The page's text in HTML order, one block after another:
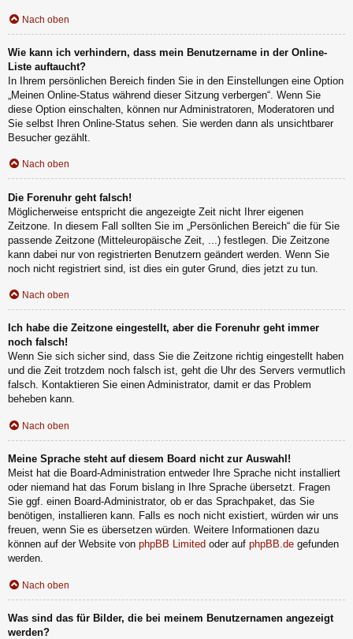
Nach oben
Wie kann ich verhindern, dass mein Benutzername in der Online-
Liste auftaucht?
In Ihrem persönlichen Bereich finden Sie in den Einstellungen eine Option
„Meinen Online-Status während dieser Sitzung verbergen“. Wenn Sie
diese Option einschalten, können nur Administratoren, Moderatoren und
Sie selbst Ihren Online-Status sehen. Sie werden dann als unsichtbarer
Besucher gezählt.
Nach oben
Die Forenuhr geht falsch!
Möglicherweise entspricht die angezeigte Zeit nicht Ihrer eigenen
Zeitzone. In diesem Fall sollten Sie im „Persönlichen Bereich“ die für Sie
passende Zeitzone (Mitteleuropäische Zeit, ...) festlegen. Die Zeitzone
kann dabei nur von registrierten Benutzern geändert werden. Wenn Sie
noch nicht registriert sind, ist dies ein guter Grund, dies jetzt zu tun.
Nach oben
Ich habe die Zeitzone eingestellt, aber die Forenuhr geht immer
noch falsch!
Wenn Sie sich sicher sind, dass Sie die Zeitzone richtig eingestellt haben
und die Zeit trotzdem noch falsch ist, geht die Uhr des Servers vermutlich
falsch. Kontaktieren Sie einen Administrator, damit er das Problem
beheben kann.
Nach oben
Meine Sprache steht auf diesem Board nicht zur Auswahl!
Meist hat die Board-Administration entweder Ihre Sprache nicht installiert
oder niemand hat das Forum bislang in Ihre Sprache übersetzt. Fragen
Sie ggf. einen Board-Administrator, ob er das Sprachpaket, das Sie
benötigen, installieren kann. Falls es noch nicht existiert, würden wir uns
freuen, wenn Sie es übersetzen würden. Weitere Informationen dazu
können auf der Website von phpBB Limited oder auf phpBB.de gefunden
werden.
Nach oben
Was sind das für Bilder, die bei meinem Benutzernamen angezeigt
werden?